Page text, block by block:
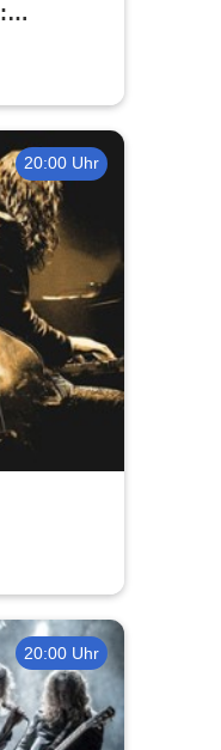
- ein
20:00 Uhr
20:00 Uhr